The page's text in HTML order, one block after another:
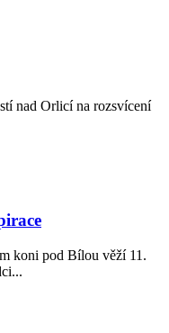
nad Orlicí na rozsvícení
koni pod Bílou věží 11.